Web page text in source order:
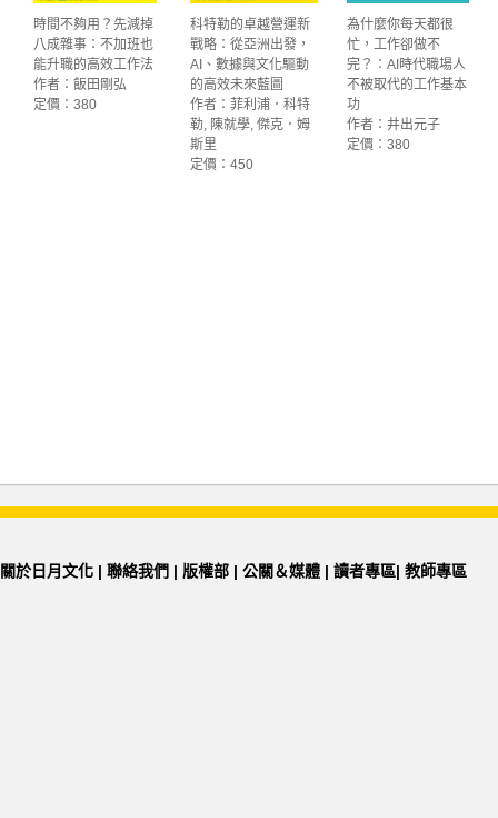
時間不夠用？先減掉
八成雜事：不加班也
能升職的高效工作法
作者：飯田剛弘
定價：380
科特勒的卓越營運新
戰略：從亞洲出發，
AI、數據與文化驅動
的高效未來藍圖
作者：菲利浦．科特
勒, 陳就學, 傑克．姆
斯里
定價：450
為什麼你每天都很
忙，工作卻做不
完？：AI時代職場人
不被取代的工作基本
功
作者：井出元子
定價：380
關於日月文化 | 聯絡我們 | 版權部 | 公關＆媒體 | 讀者專區| 教師專區